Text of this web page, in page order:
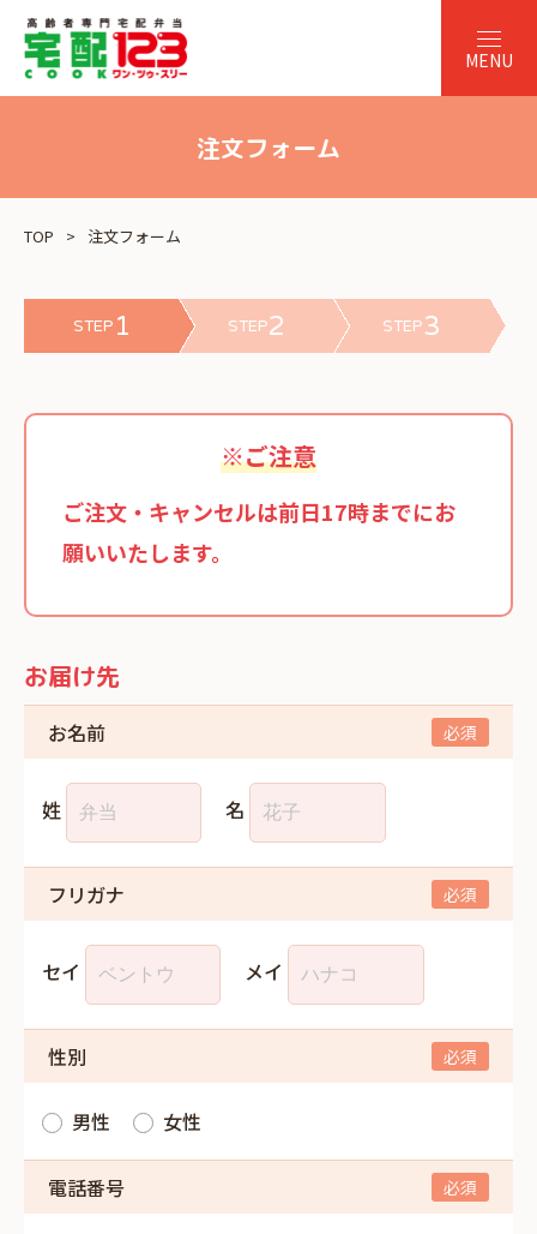
注文フォーム
TOP 注文フォーム
STEP 1 STEP2 STEP3
※ご注意
ご注文・キャンセルは前日17時までにお
願いいたします。
お届け先
お名前
姓 名
フリガナ
セイ メイ
性別
男性 女性
電話番号